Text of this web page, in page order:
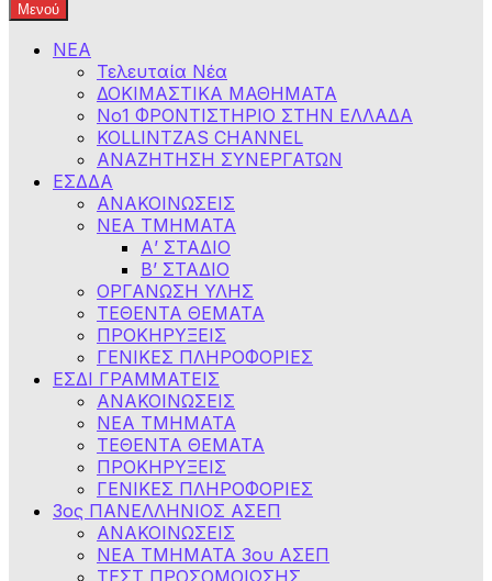
Φροντιστήρια Κολλίντζα – Διαγωνισμοί Δημοσίου
ΕΣΔΔΑ – ΑΣΕΠ – ΑΑΔΕ – ΕΣΔΙ – ΥΠΕΞ
Μενού
ΝΕΑ
Τελευταία Νέα
ΔΟΚΙΜΑΣΤΙΚΑ ΜΑΘΗΜΑΤΑ
Νο1 ΦΡΟΝΤΙΣΤΗΡΙΟ ΣΤΗΝ ΕΛΛΑΔΑ
KOLLINTZAS CHANNEL
ΑΝΑΖΗΤΗΣΗ ΣΥΝΕΡΓΑΤΩΝ
ΕΣΔΔΑ
ΑΝΑΚΟΙΝΩΣΕΙΣ
ΝΕΑ ΤΜΗΜΑΤΑ
Α’ ΣΤΑΔΙΟ
Β’ ΣΤΑΔΙΟ
ΟΡΓΑΝΩΣΗ ΥΛΗΣ
ΤΕΘΕΝΤΑ ΘΕΜΑΤΑ
ΠΡΟΚΗΡΥΞΕΙΣ
ΓΕΝΙΚΕΣ ΠΛΗΡΟΦΟΡΙΕΣ
ΕΣΔΙ ΓΡΑΜΜΑΤΕΙΣ
ΑΝΑΚΟΙΝΩΣΕΙΣ
ΝΕΑ ΤΜΗΜΑΤΑ
ΤΕΘΕΝΤΑ ΘΕΜΑΤΑ
ΠΡΟΚΗΡΥΞΕΙΣ
ΓΕΝΙΚΕΣ ΠΛΗΡΟΦΟΡΙΕΣ
3ος ΠΑΝΕΛΛΗΝΙΟΣ ΑΣΕΠ
ΑΝΑΚΟΙΝΩΣΕΙΣ
ΝΕΑ ΤΜΗΜΑΤΑ 3ου ΑΣΕΠ
ΤΕΣΤ ΠΡΟΣΟΜΟΙΩΣΗΣ